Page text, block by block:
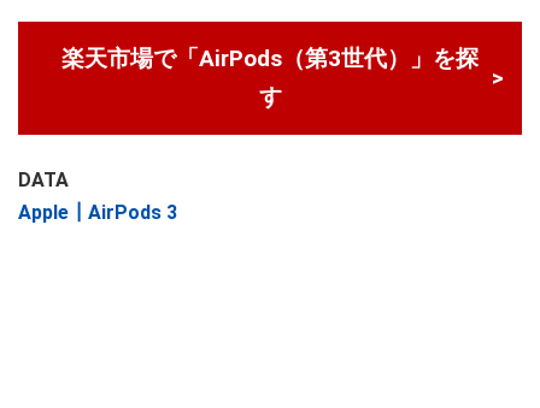
楽天市場で「AirPods（第3世代）」を探
す
DATA
Apple┃AirPods 3